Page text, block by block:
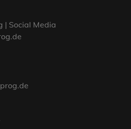
| Social Media